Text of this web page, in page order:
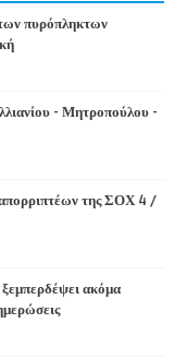
πυρόπληκτων
- Μητροπούλου -
απορριπτέων της ΣΟΧ 4 /
ακόμα